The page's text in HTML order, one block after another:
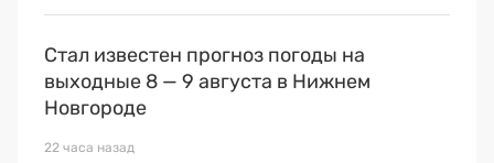
Стал известен прогноз погоды на
выходные 8 — 9 августа в Нижнем
Новгороде
22 часа назад